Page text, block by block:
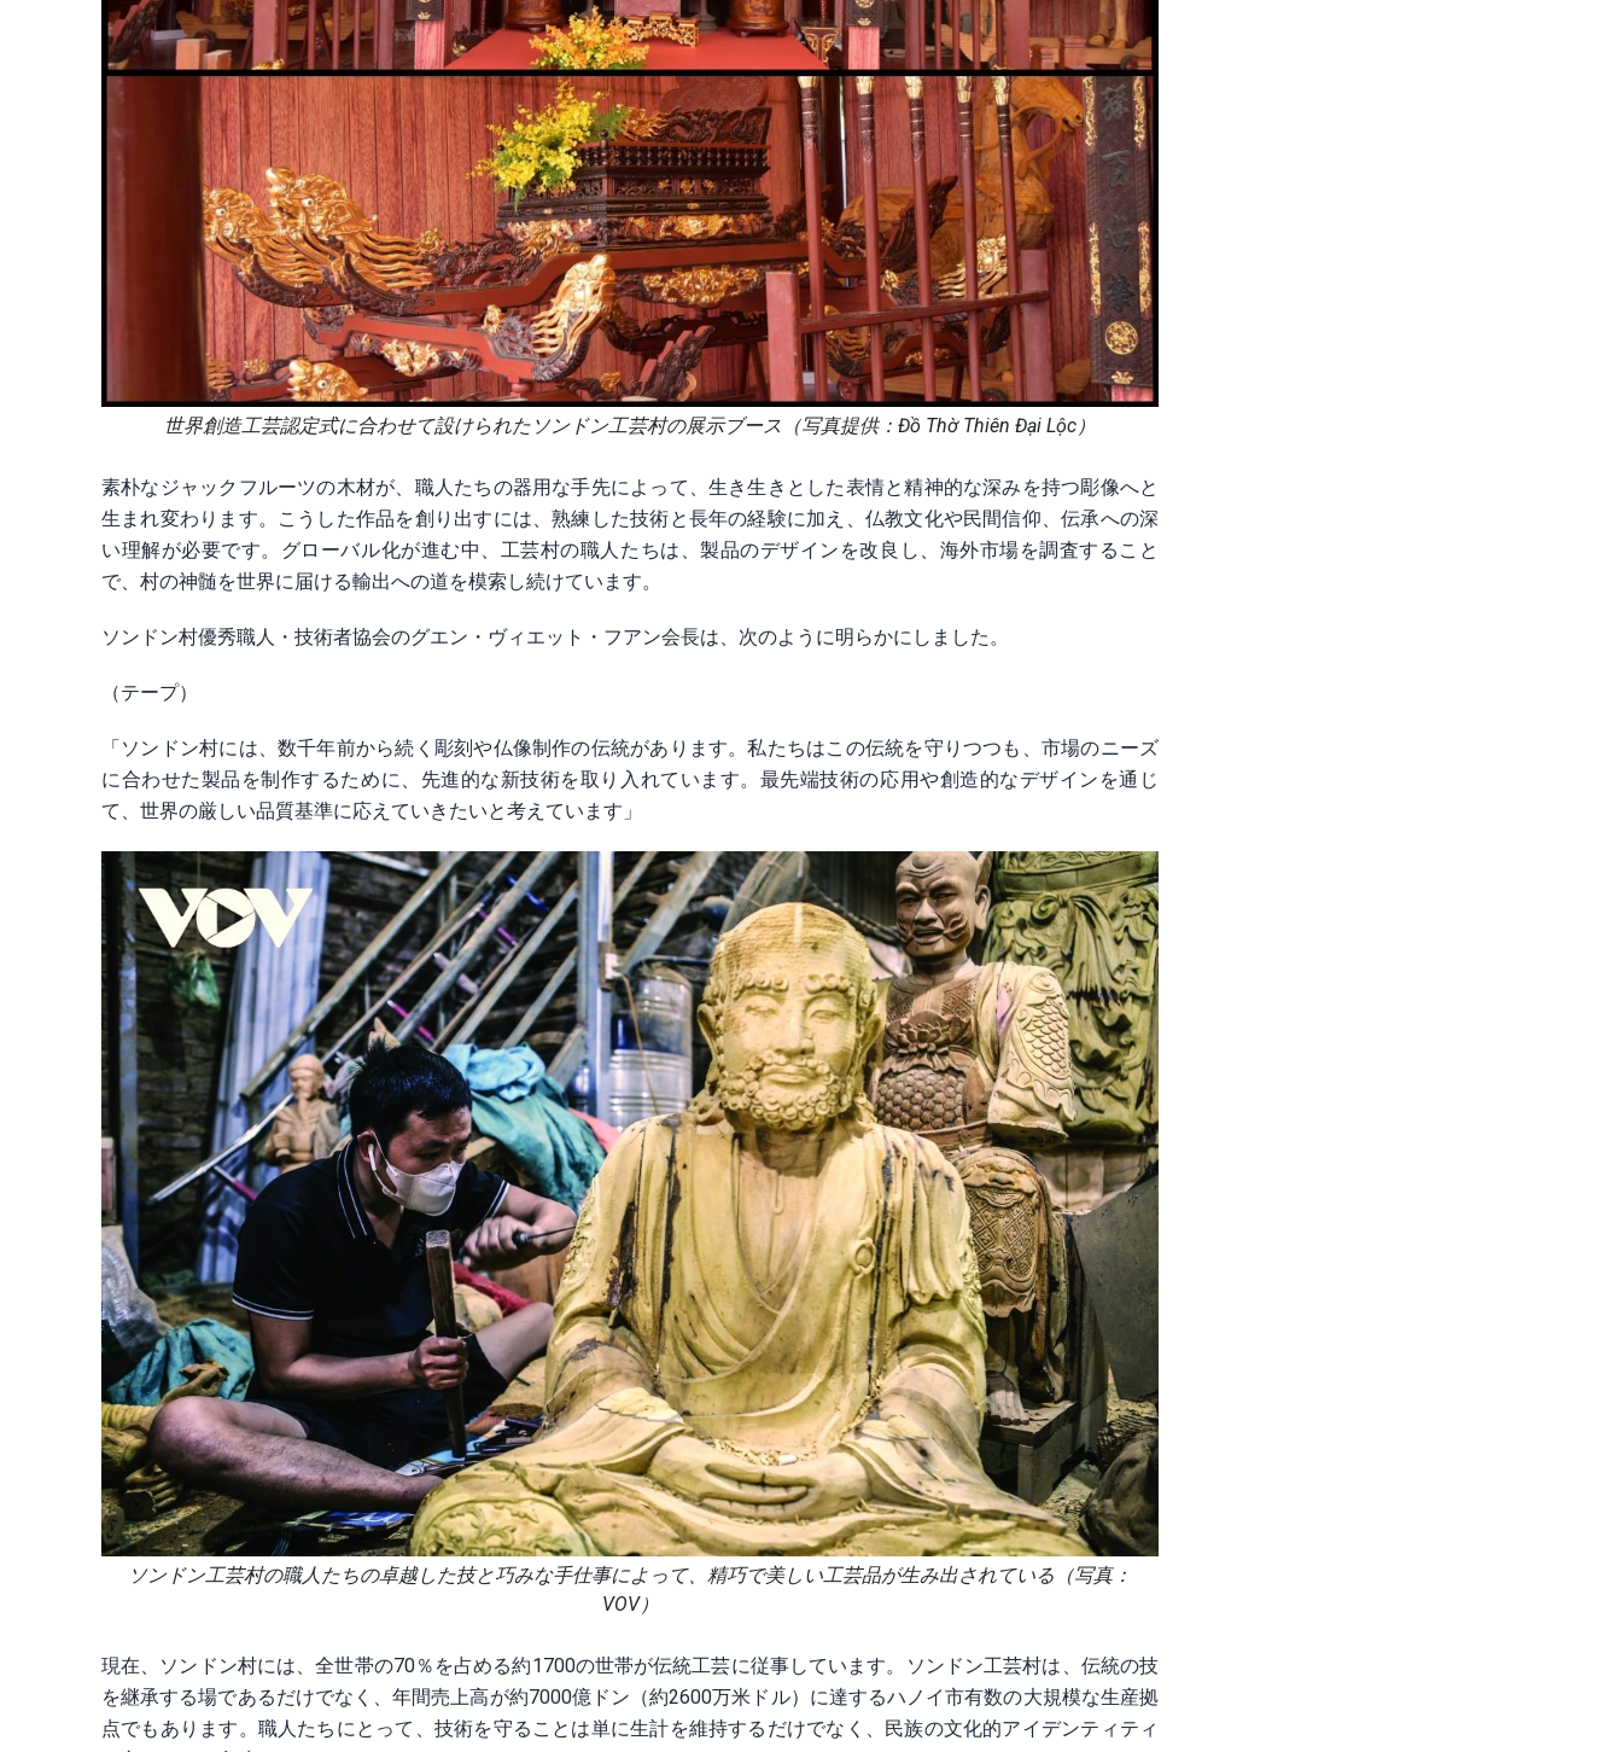
世界創造工芸認定式に合わせて設けられたソンドン工芸村の展示ブース（写真提供：Đồ Thờ Thiên Đại Lộc）
素朴なジャックフルーツの木材が、職人たちの器用な手先によって、生き生きとした表情と精神的な深みを持つ彫像へと
生まれ変わります。こうした作品を創り出すには、熟練した技術と長年の経験に加え、仏教文化や民間信仰、伝承への深
い理解が必要です。グローバル化が進む中、工芸村の職人たちは、製品のデザインを改良し、海外市場を調査すること
で、村の神髄を世界に届ける輸出への道を模索し続けています。
ソンドン村優秀職人・技術者協会のグエン・ヴィエット・フアン会長は、次のように明らかにしました。
（テープ）
「ソンドン村には、数千年前から続く彫刻や仏像制作の伝統があります。私たちはこの伝統を守りつつも、市場のニーズ
に合わせた製品を制作するために、先進的な新技術を取り入れています。最先端技術の応用や創造的なデザインを通じ
て、世界の厳しい品質基準に応えていきたいと考えています」
ソンドン工芸村の職人たちの卓越した技と巧みな手仕事によって、精巧で美しい工芸品が生み出されている（写真：
VOV）
現在、ソンドン村には、全世帯の70％を占める約1700の世帯が伝統工芸に従事しています。ソンドン工芸村は、伝統の技
を継承する場であるだけでなく、年間売上高が約7000億ドン（約2600万米ドル）に達するハノイ市有数の大規模な生産拠
点でもあります。職人たちにとって、技術を守ることは単に生計を維持するだけでなく、民族の文化的アイデンティティ